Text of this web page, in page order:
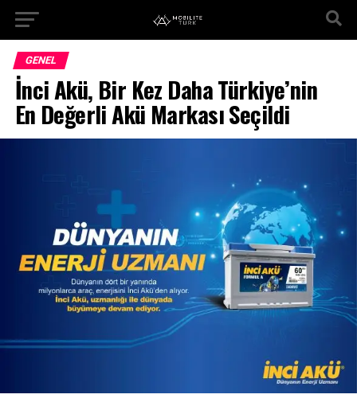
GENEL
İnci Akü, Bir Kez Daha Türkiye’nin
En Değerli Akü Markası Seçildi